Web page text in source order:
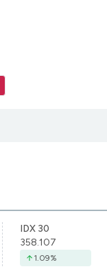
IDX 30
358.107
1.09%